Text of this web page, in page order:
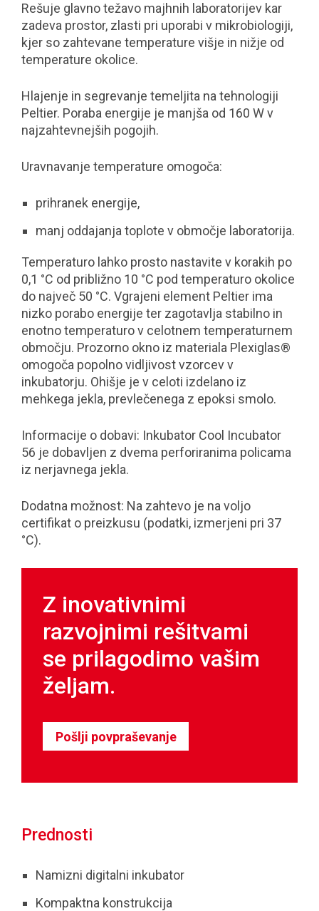
Rešuje glavno težavo majhnih laboratorijev kar
zadeva prostor, zlasti pri uporabi v mikrobiologiji,
kjer so zahtevane temperature višje in nižje od
temperature okolice.
Hlajenje in segrevanje temeljita na tehnologiji
Peltier. Poraba energije je manjša od 160 W v
najzahtevnejših pogojih.
Uravnavanje temperature omogoča:
prihranek energije,
manj oddajanja toplote v območje laboratorija.
Temperaturo lahko prosto nastavite v korakih po
0,1 °C od približno 10 °C pod temperaturo okolice
do največ 50 °C. Vgrajeni element Peltier ima
nizko porabo energije ter zagotavlja stabilno in
enotno temperaturo v celotnem temperaturnem
območju. Prozorno okno iz materiala Plexiglas®
omogoča popolno vidljivost vzorcev v
inkubatorju. Ohišje je v celoti izdelano iz
mehkega jekla, prevlečenega z epoksi smolo.
Informacije o dobavi: Inkubator Cool Incubator
56 je dobavljen z dvema perforiranima policama
iz nerjavnega jekla.
Dodatna možnost: Na zahtevo je na voljo
certifikat o preizkusu (podatki, izmerjeni pri 37
°C).
Z inovativnimi
razvojnimi rešitvami
se prilagodimo vašim
željam.
Pošlji povpraševanje
Prednosti
Namizni digitalni inkubator
Kompaktna konstrukcija